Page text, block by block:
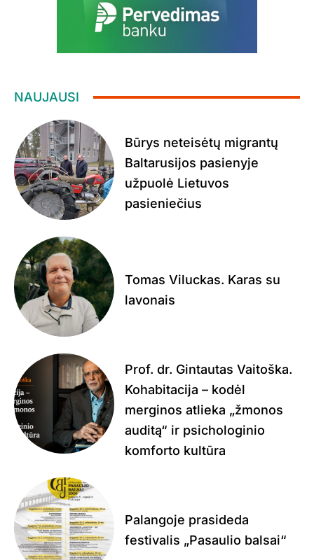
NAUJAUSI
Būrys neteisėtų migrantų
Baltarusijos pasienyje
užpuolė Lietuvos
pasieniečius
Tomas Viluckas. Karas su
lavonais
Prof. dr. Gintautas Vaitoška.
Kohabitacija – kodėl
merginos atlieka „žmonos
auditą“ ir psichologinio
komforto kultūra
Palangoje prasideda
festivalis „Pasaulio balsai“